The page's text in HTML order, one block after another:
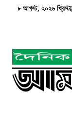
৮ আগস্ট, ২০২৬